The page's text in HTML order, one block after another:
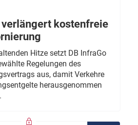
verlängert kostenfreie
Hitze setzt DB InfraGo
Regelungen des
aus, damit Verkehre
herausgenommen